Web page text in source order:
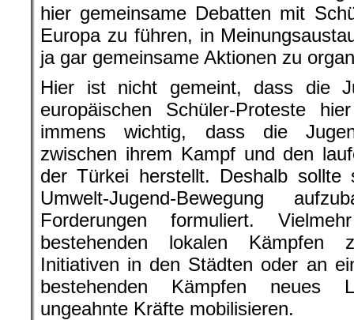
hier gemeinsame Debatten mit
Europa zu führen, in
ja gar gemeinsame Aktionen zu
Hier ist nicht gemeint, dass die
europäischen Schüler-Proteste
immens wichtig, dass die
zwischen ihrem Kampf und den
der Türkei herstellt. Deshalb sollte
Umwelt-Jugend-Bewegung
Forderungen formuliert.
bestehenden lokalen Kämpfen
Initiativen in den Städten oder an
bestehenden Kämpfen neues
ungeahnte Kräfte mobilisieren.